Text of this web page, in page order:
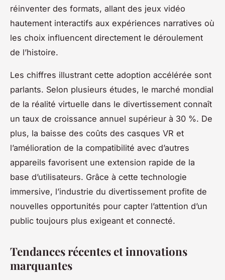
réinventer des formats, allant des jeux vidéo
hautement interactifs aux expériences narratives où
les choix influencent directement le déroulement
de l’histoire.
Les chiffres illustrant cette adoption accélérée sont
parlants. Selon plusieurs études, le marché mondial
de la réalité virtuelle dans le divertissement connaît
un taux de croissance annuel supérieur à 30 %. De
plus, la baisse des coûts des casques VR et
l’amélioration de la compatibilité avec d’autres
appareils favorisent une extension rapide de la
base d’utilisateurs. Grâce à cette technologie
immersive, l’industrie du divertissement profite de
nouvelles opportunités pour capter l’attention d’un
public toujours plus exigeant et connecté.
Tendances récentes et innovations
marquantes